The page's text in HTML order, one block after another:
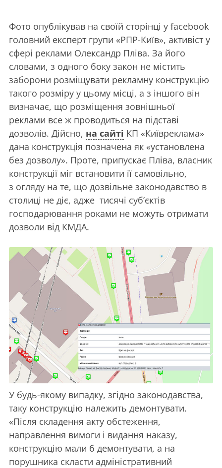
Фото опублікував на своїй сторінці у facebook
головний експерт групи «РПР-Київ», активіст у
сфері реклами Олександр Пліва. За його
словами, з одного боку закон не містить
заборони розміщувати рекламну конструкцію
такого розміру у цьому місці, а з іншого він
визначає, що розміщення зовнішньої
реклами все ж проводиться на підставі
дозволів. Дійсно, на сайті КП «Київреклама»
дана конструкція позначена як «установлена
без дозволу». Проте, припускає Пліва, власник
конструкції міг встановити її самовільно,
з огляду на те, що дозвільне законодавство в
столиці не діє, адже тисячі суб’єктів
господарювання роками не можуть отримати
дозволи від КМДА.
У будь-якому випадку, згідно законодавства,
таку конструкцію належить демонтувати.
«Після складення акту обстеження,
направлення вимоги і видання наказу,
конструкцію мали б демонтувати, а на
порушника скласти адміністративний